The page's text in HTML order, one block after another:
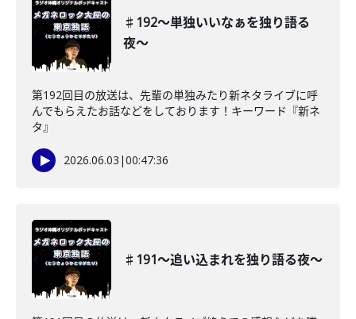
♯192〜単独いいなぁを独り語る
夜〜
第192回目の放送は、先輩の単独みたり新ネタライブに呼
んでもらえたお話などをしております！キーワード『新ネ
タ』
2026.06.03 |00:47:36
♯191〜追い込まれを独り語る夜〜